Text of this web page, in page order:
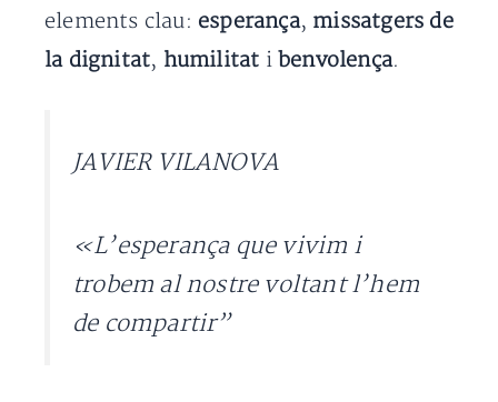
elements clau: esperança, missatgers de
la dignitat, humilitat ibenvolença.
JAVIER VILANOVA
«L’esperança que vivim i
trobem al nostre voltant l’hem
de compartir”